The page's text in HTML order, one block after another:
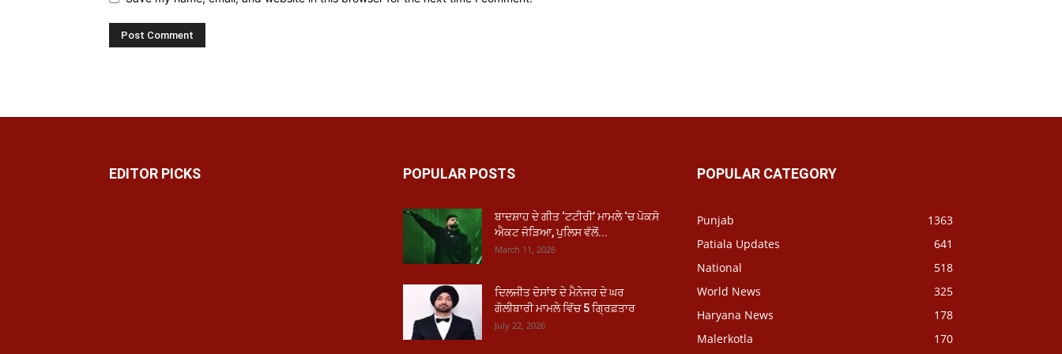
EDITOR PICKS POPULAR POSTS
ਬਾਦਸ਼ਾਹ ਦੇ ਗੀਤ ‘ਟਟੀਰੀ’ ਮਾਮਲੇ ‘ਚ ਪੋਕਸੋ
ਐਕਟ ਜੋੜਿਆ, ਪੁਲਿਸ ਵੱਲੋਂ...
March 11, 2026
ਦਿਲਜੀਤ ਦੋਸਾਂਝ ਦੇ ਮੈਨੇਜਰ ਦੇ ਘਰ
ਗੋਲੀਬਾਰੀ ਮਾਮਲੇ ਵਿੱਚ 5 ਗ੍ਰਿਫ਼ਤਾਰ
July 22, 2026
POPULAR CATEGORY
Punjab
1363
Patiala Updates
641
National
518
World News
325
Haryana News
178
Malerkotla
170